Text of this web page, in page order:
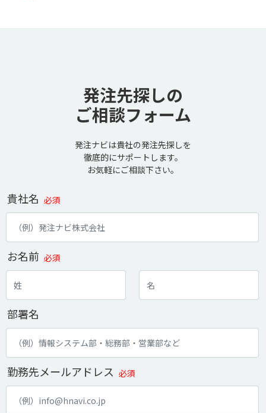
発注先探しの
ご相談フォーム
発注ナビは貴社の発注先探しを
徹底的にサポートします。
お気軽にご相談下さい。
貴社名 必須
お名前 必須
部署名
勤務先メールアドレス 必須